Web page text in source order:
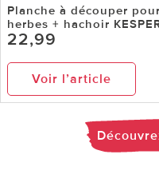
Planche à découper pour
herbes + hachoir
22,99
Voir l’article